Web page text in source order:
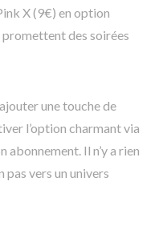
X (9€) en option
des soirées
une touche de
l’option charmant via
Il n’y a rien
pas vers un univers